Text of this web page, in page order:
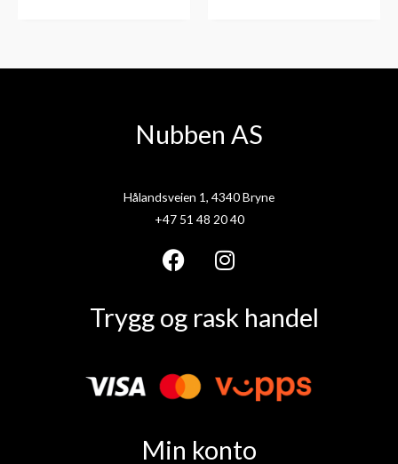
Nubben AS
Hålandsveien 1, 4340 Bryne
+47 51 48 20 40
F
c
b
o
I
s
g
m
Trygg og rask handel
Min konto